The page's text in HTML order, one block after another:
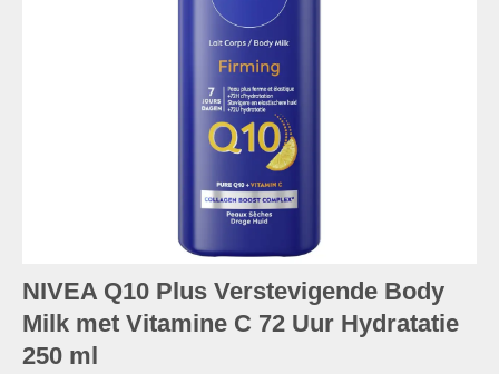
NIVEA Q10 Plus Verstevigende Body
Milk met Vitamine C 72 Uur Hydratatie
250 ml